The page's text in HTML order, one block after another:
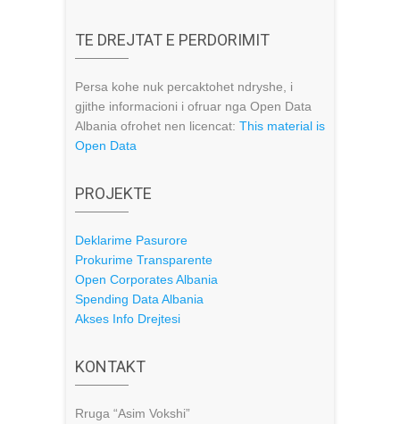
TE DREJTAT E PERDORIMIT
Persa kohe nuk percaktohet ndryshe, i
gjithe informacioni i ofruar nga Open Data
Albania ofrohet nen licencat: This material is
Open Data
PROJEKTE
Deklarime Pasurore
Prokurime Transparente
Open Corporates Albania
Spending Data Albania
Akses Info Drejtesi
KONTAKT
Rruga “Asim Vokshi”